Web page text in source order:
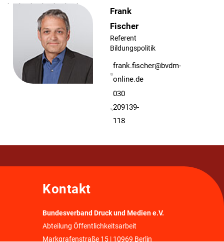
Frank
Fischer
Referent
Bildungspolitik
frank.fischer@bvdm-
online.de
030
209139-
118
Kontakt
Bundesverband Druck und Medien e.V.
Abteilung Öffentlichkeitsarbeit
Markgrafenstraße 15 | 10969 Berlin